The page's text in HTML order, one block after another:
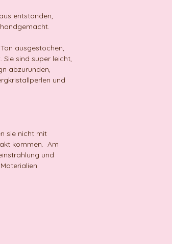
entstanden,
ausgestochen,
sind super leicht,
abzurunden,
und
sie nicht mit
kommen. Am
und